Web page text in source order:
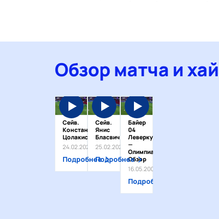
Обзор матча и
Сейв.
Константинос
Цолакис
24.02.2026
Подробнее
Сейв.
Янис
Бласвич
25.02.2026
Подробнее
Байер
04
Леверкузен
—
Олимпиакос.
Обзор
16.05.2006
Подробнее